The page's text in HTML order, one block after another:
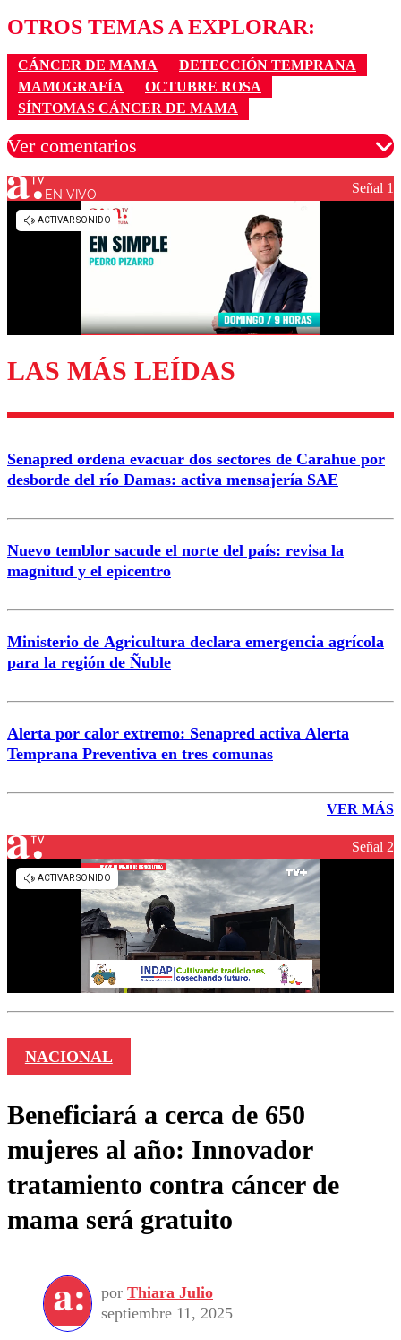
OTROS TEMAS A EXPLORAR:
CÁNCER DE MAMA
DETECCIÓN TEMPRANA
MAMOGRAFÍA
OCTUBRE ROSA
SÍNTOMAS CÁNCER DE MAMA
Ver comentarios
Los comentarios son moderados para garantizar un
diálogo respetuoso.
Enviar comentario
EN VIVO Señal 1
LAS MÁS LEÍDAS
Senapred ordena evacuar dos sectores de Carahue por
desborde del río Damas: activa mensajería SAE
Nuevo temblor sacude el norte del país: revisa la
magnitud y el epicentro
Ministerio de Agricultura declara emergencia agrícola
para la región de Ñuble
Alerta por calor extremo: Senapred activa Alerta
Temprana Preventiva en tres comunas
VER MÁS
Señal 2
NACIONAL
Beneficiará a cerca de 650
mujeres al año: Innovador
tratamiento contra cáncer de
mama será gratuito
por Thiara Julio
septiembre 11, 2025